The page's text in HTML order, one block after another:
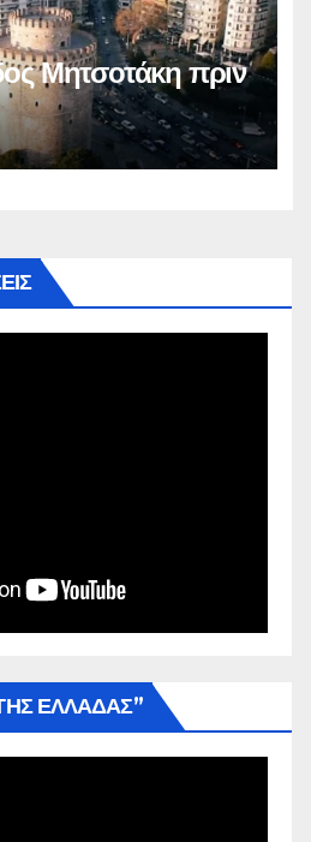
Μητσοτάκη πριν
ΕΛΛΑΔΑΣ”